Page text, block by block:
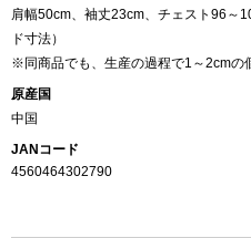
肩幅50cm、袖丈23cm、チェスト96～
ド寸法）
※同商品でも、生産の過程で1～2cmの
原産国
中国
JANコード
4560464302790